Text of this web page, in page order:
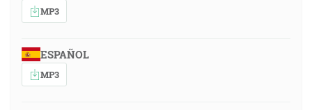
MP3
ESPAÑOL
MP3